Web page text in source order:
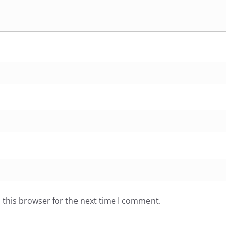
this browser for the next time I comment.